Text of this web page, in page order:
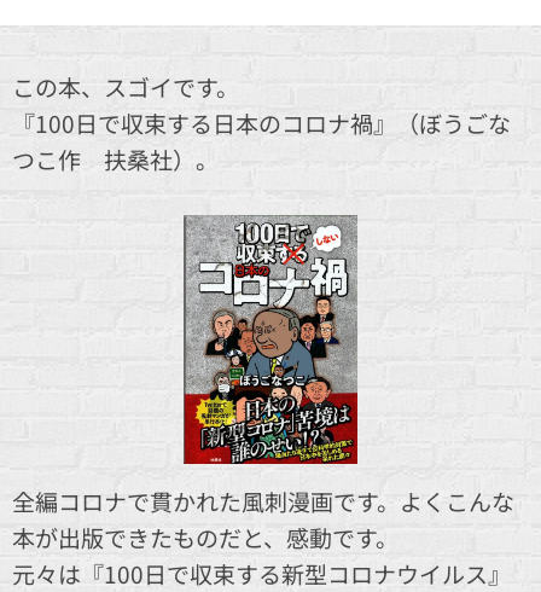
この本、スゴイです。
『100日で収束する日本のコロナ禍』（ぼうごな
つこ作 扶桑社）。
全編コロナで貫かれた風刺漫画です。よくこんな
本が出版できたものだと、感動です。
元々は『100日で収束する新型コロナウイルス』